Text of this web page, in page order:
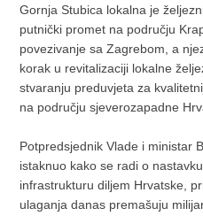
Gornja Stubica lokalna je
putnički promet na području
povezivanje sa Zagrebom, a
korak u revitalizaciji lokalne
stvaranju preduvjeta za
na području sjeverozapadne
Potpredsjednik Vlade i ministar
istaknuo kako se radi o
infrastrukturu diljem Hrvatske,
ulaganja danas premašuju